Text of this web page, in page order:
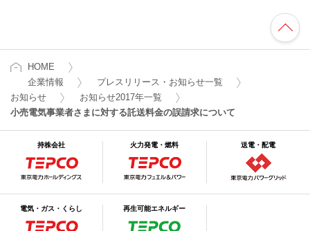
HOME
企業情報
プレスリリース・お知らせ一覧
お知らせ
お知らせ2017年一覧
小売電気事業者さまに対する託送料金の誤請求について
持株会社 火力発電・燃料 送電・配電
電気・ガス・くらし 再生可能エネルギー